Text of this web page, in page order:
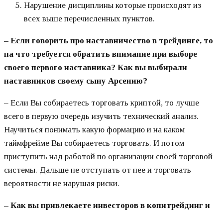
Нарушение дисциплины которые происходят из
всех выше перечисленных пунктов.
– Если говорить про наставничество в трейдинге, то
на что требуется обратить внимание при выборе
своего первого наставника? Как вы выбирали
наставников своему сыну Арсению?
– Если Вы собираетесь торговать криптой, то лучше
всего в первую очередь изучить технический анализ.
Научиться понимать какую формацию и на каком
таймфрейме Вы собираетесь торговать. И потом
приступить над работой по организации своей торговой
системы. Дальше не отступать от нее и торговать
вероятности не нарушая риски.
– Как вы привлекаете инвесторов в копитрейдинг и